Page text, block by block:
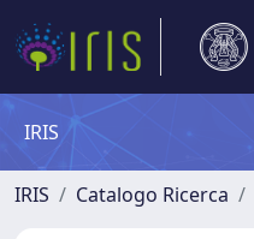
IRIS
IRIS Catalogo Ricerca